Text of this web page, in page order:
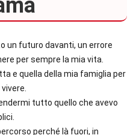
un futuro davanti, un errore
per sempre la mia vita.
e quella della mia famiglia per
tutto quello che avevo
perché là fuori, in